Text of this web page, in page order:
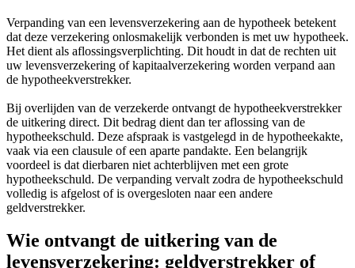
Verpanding van een levensverzekering aan de hypotheek betekent
dat deze verzekering onlosmakelijk verbonden is met uw hypotheek.
Het dient als aflossingsverplichting. Dit houdt in dat de rechten uit
uw levensverzekering of kapitaalverzekering worden verpand aan
de hypotheekverstrekker.
Bij overlijden van de verzekerde ontvangt de hypotheekverstrekker
de uitkering direct. Dit bedrag dient dan ter aflossing van de
hypotheekschuld. Deze afspraak is vastgelegd in de hypotheekakte,
vaak via een clausule of een aparte pandakte. Een belangrijk
voordeel is dat dierbaren niet achterblijven met een grote
hypotheekschuld. De verpanding vervalt zodra de hypotheekschuld
volledig is afgelost of is overgesloten naar een andere
geldverstrekker.
Wie ontvangt de uitkering van de
levensverzekering: geldverstrekker of